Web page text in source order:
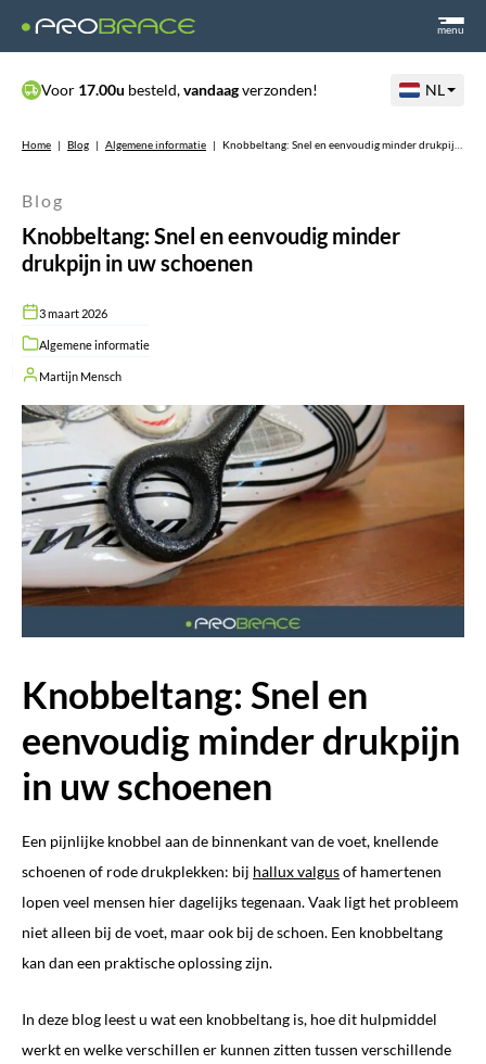
menu
Voor 17.00u besteld,vandaagverzonden! NL
Home | Blog | Algemene informatie | Knobbeltang: Snel en eenvoudig minder drukpijn in uw schoenen
Blog
Knobbeltang: Snel en eenvoudig minder
drukpijn in uw schoenen
3 maart 2026
Algemene informatie
Martijn Mensch
Knobbeltang: Snel en
eenvoudig minder drukpijn
in uw schoenen
Een pijnlijke knobbel aan de binnenkant van de voet, knellende
schoenen of rode drukplekken: bij hallux valgusof hamertenen
lopen veel mensen hier dagelijks tegenaan. Vaak ligt het probleem
niet alleen bij de voet, maar ook bij de schoen. Een knobbeltang
kan dan een praktische oplossing zijn.
In deze blog leest u wat een knobbeltang is, hoe dit hulpmiddel
werkt en welke verschillen er kunnen zitten tussen verschillende